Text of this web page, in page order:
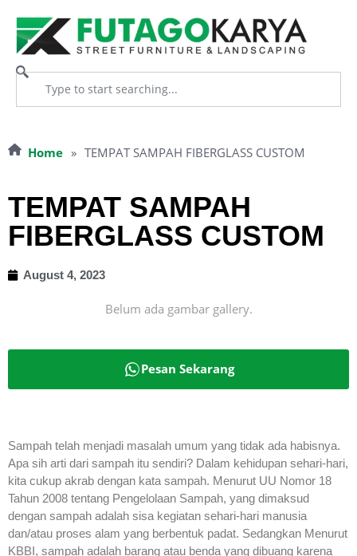
Home » TEMPAT SAMPAH FIBERGLASS CUSTOM
TEMPAT SAMPAH
FIBERGLASS CUSTOM
August 4, 2023
Belum ada gambar gallery.
Pesan Sekarang
Sampah telah menjadi masalah umum yang tidak ada habisnya.
Apa sih arti dari sampah itu sendiri? Dalam kehidupan sehari-hari,
kita cukup akrab dengan kata sampah. Menurut UU Nomor 18
Tahun 2008 tentang Pengelolaan Sampah, yang dimaksud
dengan sampah adalah sisa kegiatan sehari-hari manusia
dan/atau proses alam yang berbentuk padat. Sedangkan Menurut
KBBI, sampah adalah barang atau benda yang dibuang karena